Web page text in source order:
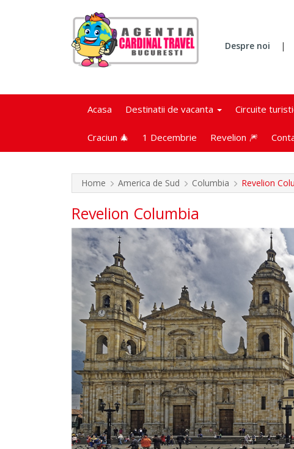
Despre noi |
Acasa Destinatii de vacanta Circuite
Craciun 🎄 1 Decembrie Revelion 🎆
Home America de Sud Columbia Revelion
Revelion Columbia